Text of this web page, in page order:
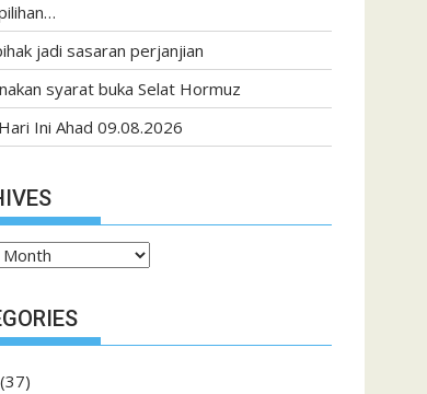
jadi sasaran perjanjian
syarat buka Selat Hormuz
Ini Ahad 09.08.2026
(37)